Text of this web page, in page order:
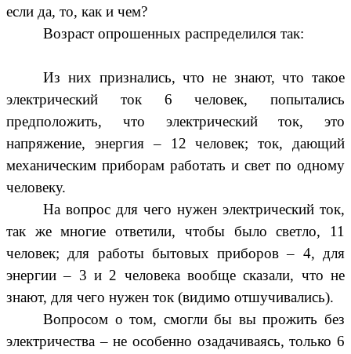
если да, то, как и чем?
Возраст опрошенных распределился так:
Из них признались, что не знают, что такое
электрический ток 6 человек, попытались
предположить, что электрический ток, это
напряжение, энергия – 12 человек; ток, дающий
механическим приборам работать и свет по одному
человеку.
На вопрос для чего нужен электрический ток,
так же многие ответили, чтобы было светло, 11
человек; для работы бытовых приборов – 4, для
энергии – 3 и 2 человека вообще сказали, что не
знают, для чего нужен ток (видимо отшучивались).
Вопросом о том, смогли бы вы прожить без
электричества – не особенно озадачиваясь, только 6